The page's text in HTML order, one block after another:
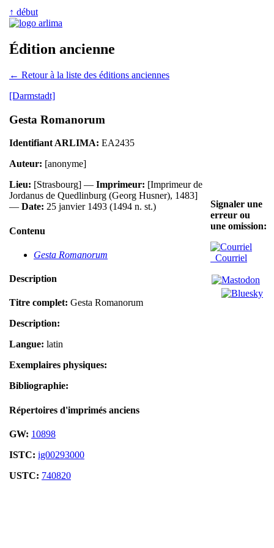
↑ début
Édition ancienne
← Retour à la liste des éditions anciennes
[Darmstadt]
Gesta Romanorum
Identifiant ARLIMA: EA2435
Auteur: [anonyme]
Lieu: [Strasbourg] — Imprimeur: [Imprimeur de
Jordanus de Quedlinburg (Georg Husner), 1483]
— Date: 25 janvier 1493 (1494 n. st.)
Contenu
Gesta Romanorum
Description
Titre complet: Gesta Romanorum
Description:
Langue: latin
Exemplaires physiques:
Bibliographie:
Répertoires d'imprimés anciens
GW: 10898
ISTC: ig00293000
USTC: 740820
Signaler une
erreur ou
une omission:
Courriel